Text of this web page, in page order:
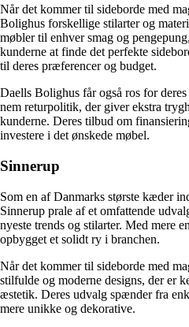
Når det kommer til sideborde med
Bolighus forskellige stilarter og
møbler til enhver smag og
kunderne at finde det perfekte
til deres præferencer og budget.
Daells Bolighus får også ros for
nem returpolitik, der giver ekstra
kunderne. Deres tilbud om
investere i det ønskede møbel.
Sinnerup
Som en af ​​Danmarks største kæder
Sinnerup prale af et omfattende
nyeste trends og stilarter. Med mere
opbygget et solidt ry i branchen.
Når det kommer til sideborde med
stilfulde og moderne designs, der er
æstetik. Deres udvalg spænder fra
mere unikke og dekorative.